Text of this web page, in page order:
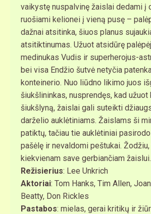
vaikystę nuspalvinę žaislai dedami į
ruošiami kelionei į vieną pusę –
dažnai atsitinka, šiuos planus
atsitiktinumas. Užuot atsidūrę
medinukas Vudis ir superherojus-
bei visa Endžio šutvė netyčia
konteinerio. Nuo liūdno likimo juos
šiukšlininkas, nusprendęs, kad užuot
šiukšlyną, žaislai gali suteikti
darželio auklėtiniams. Žaislams ši
patiktų, tačiau tie auklėtiniai
pašėlę ir nevaldomi peštukai.
kiekvienam save gerbiančiam žaislui.
Režisierius: Lee Unkrich
Aktoriai: Tom Hanks, Tim Allen,
Beatty, Don Rickles
Pastabos: mielas, gerai kritikų ir